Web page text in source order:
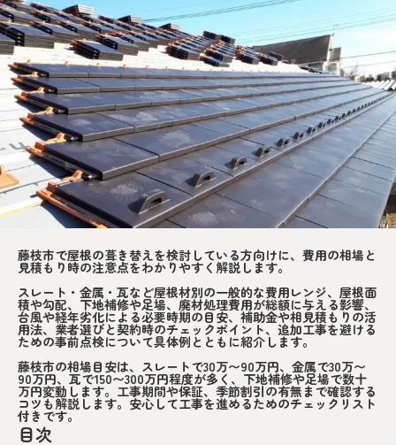
藤枝市で屋根の葺き替えを検討している方向けに、費用の相場と
見積もり時の注意点をわかりやすく解説します。
スレート・金属・瓦など屋根材別の一般的な費用レンジ、屋根面
積や勾配、下地補修や足場、廃材処理費用が総額に与える影響、
台風や経年劣化による必要時期の目安、補助金や相見積もりの活
用法、業者選びと契約時のチェックポイント、追加工事を避ける
ための事前点検について具体例とともに紹介します。
藤枝市の相場目安は、スレートで30万〜90万円、金属で30万〜
90万円、瓦で150〜300万円程度が多く、下地補修や足場で数十
万円変動します。工事期間や保証、季節割引の有無まで確認する
コツも解説します。安心して工事を進めるためのチェックリスト
付きです。
目次